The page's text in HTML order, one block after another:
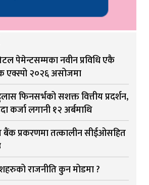
पेमेन्टसम्मका नवीन प्रविधि एकै
एक्स्पो २०२६ असोजमा
फिनसर्भको सशक्त वित्तीय प्रदर्शन,
कर्जा लगानी १२ अर्बमाथि
बैंक प्रकरणमा तत्कालीन सीईओसहित
राजनीति कुन मोडमा ?